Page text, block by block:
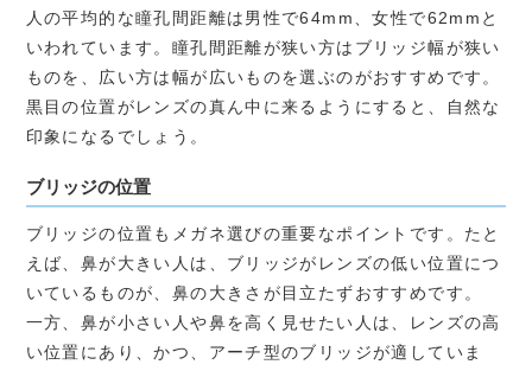
人の平均的な瞳孔間距離は男性で64mm、女性で62mmと
いわれています。瞳孔間距離が狭い方はブリッジ幅が狭い
ものを、広い方は幅が広いものを選ぶのがおすすめです。
黒目の位置がレンズの真ん中に来るようにすると、自然な
印象になるでしょう。
ブリッジの位置
ブリッジの位置もメガネ選びの重要なポイントです。たと
えば、鼻が大きい人は、ブリッジがレンズの低い位置につ
いているものが、鼻の大きさが目立たずおすすめです。
一方、鼻が小さい人や鼻を高く見せたい人は、レンズの高
い位置にあり、かつ、アーチ型のブリッジが適していま